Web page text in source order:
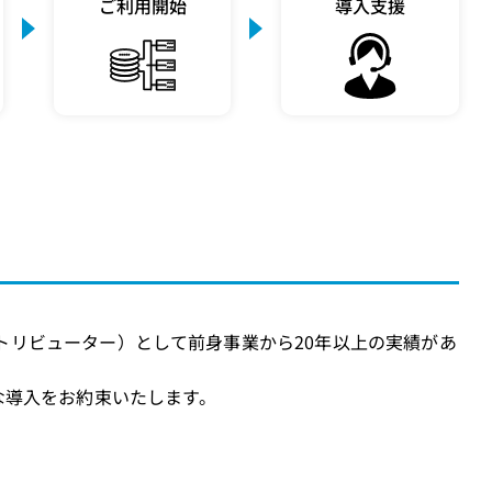
ビューター）として前身事業から20年以上の実績があ
入をお約束いたします。